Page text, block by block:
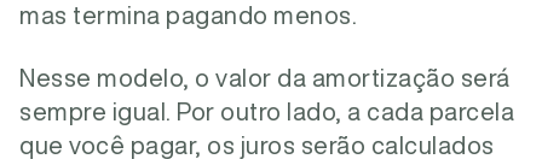
mas termina pagando menos.
Nesse modelo, o valor da amortização será
sempre igual. Por outro lado, a cada parcela
que você pagar, os juros serão calculados